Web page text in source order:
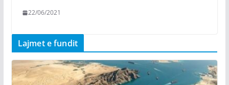
22/06/2021
Lajmet e fundit